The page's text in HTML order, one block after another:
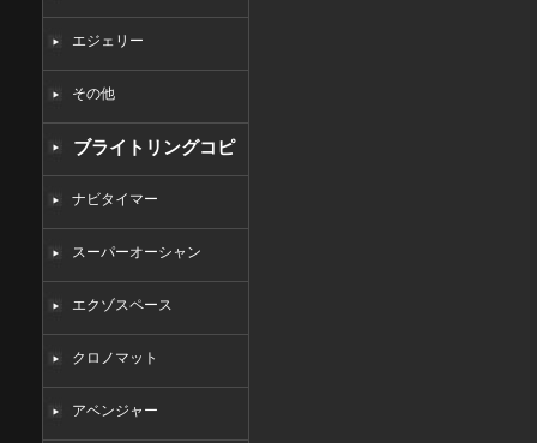
エジェリー
その他
ブライトリングコピ
ー ナビタイマー
スーパーオーシャン
エクゾスペース
クロノマット
アベンジャー